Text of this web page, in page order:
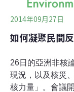
2014年09月27日
如何凝聚民間
26日的亞洲非核
現況，以及核災
核力量」。會議